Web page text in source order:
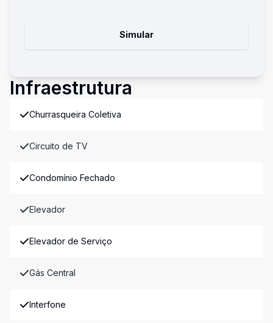
Simular
Infraestrutura
Churrasqueira Coletiva
Circuito de TV
Condomínio Fechado
Elevador
Elevador de Serviço
Gás Central
Interfone